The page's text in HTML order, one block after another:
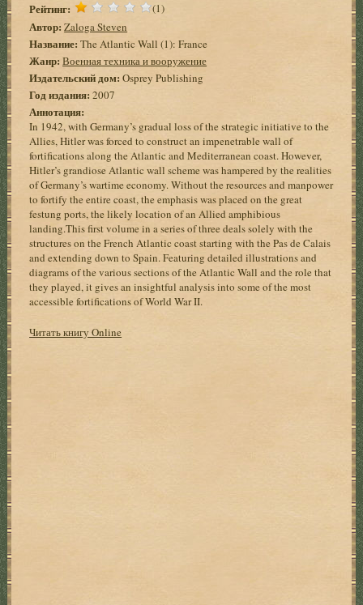
Рейтинг: (1)
Автор: Zaloga Steven
Название: The Atlantic Wall (1): France
Жанр: Военная техника и вооружение
Издательский дом: Osprey Publishing
Год издания: 2007
Аннотация:
In 1942, with Germany’s gradual loss of the strategic initiative to the
Allies, Hitler was forced to construct an impenetrable wall of
fortifications along the Atlantic and Mediterranean coast. However,
Hitler’s grandiose Atlantic wall scheme was hampered by the realities
of Germany’s wartime economy. Without the resources and manpower
to fortify the entire coast, the emphasis was placed on the great
festung ports, the likely location of an Allied amphibious
landing.This first volume in a series of three deals solely with the
structures on the French Atlantic coast starting with the Pas de Calais
and extending down to Spain. Featuring detailed illustrations and
diagrams of the various sections of the Atlantic Wall and the role that
they played, it gives an insightful analysis into some of the most
accessible fortifications of World War II.
Читать книгу Online